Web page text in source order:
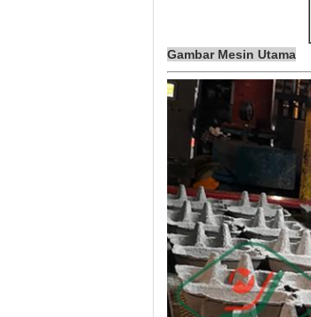
Gambar Mesin Utama